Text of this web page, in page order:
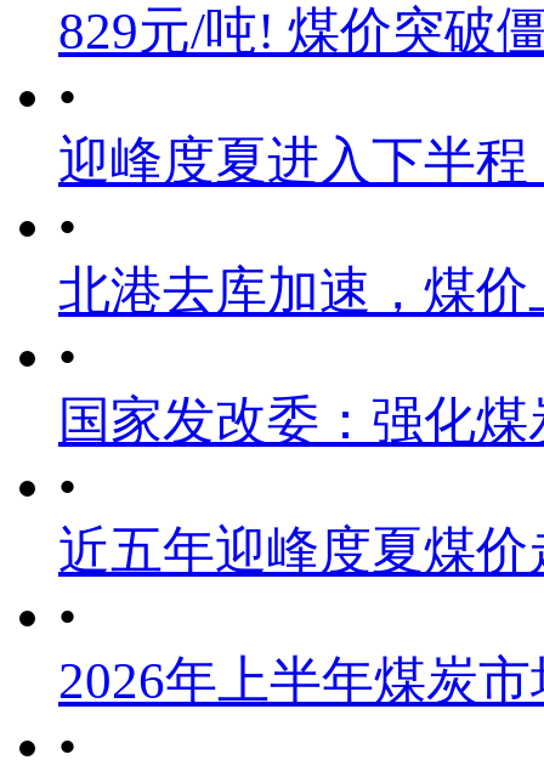
829元/吨! 煤价突破
•
迎峰度夏进入下半
•
北港去库加速，煤
•
国家发改委：强化
•
近五年迎峰度夏煤价
•
2026年上半年煤炭
•